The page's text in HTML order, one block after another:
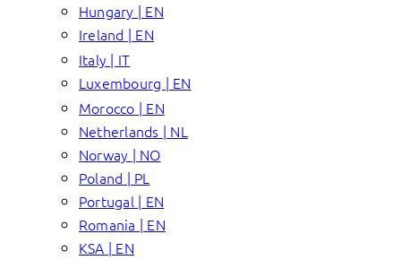
Hungary | EN
Ireland | EN
Italy | IT
Luxembourg | EN
Morocco | EN
Netherlands | NL
Norway | NO
Poland | PL
Portugal | EN
Romania | EN
KSA | EN